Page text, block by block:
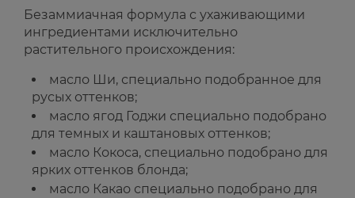
Безаммиачная формула с ухаживающими
ингредиентами исключительно
растительного происхождения:
масло Ши, специально подобранное для
русых оттенков;
масло ягод Годжи специально подобрано
для темных и каштановых оттенков;
масло Кокоса, специально подобрано для
ярких оттенков блонда;
масло Какао специально подобрано для